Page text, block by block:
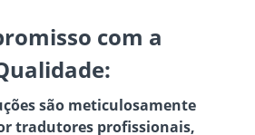
com a
são meticulosamente
tradutores profissionais,